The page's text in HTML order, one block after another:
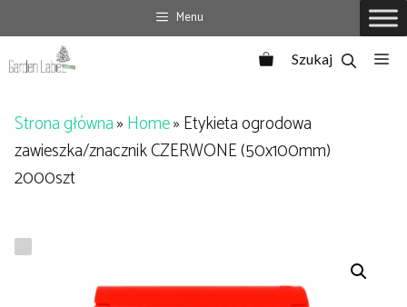
do
treści
Menu
Strona główna»Home»Etykieta ogrodowa
zawieszka/znacznik CZERWONE (50x100mm)
2000szt